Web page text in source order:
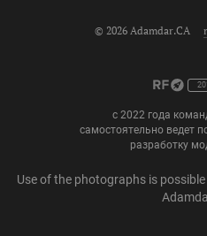
© 2026 Adamdar.CA
с 2022 года
самостоятельно ведет
разработку
Use of the photographs is